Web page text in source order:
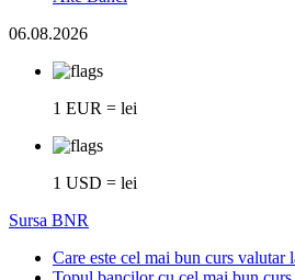
06.08.2026
1 EUR = lei
1 USD = lei
Sursa BNR
Care este cel mai bun curs valutar